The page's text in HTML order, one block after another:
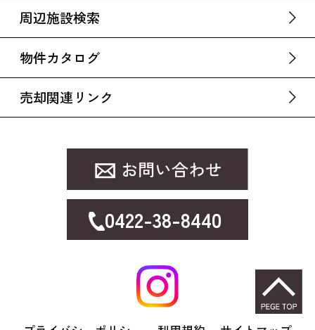
周辺施設検索
物件カタログ
売却関連リンク
0422-38-8440